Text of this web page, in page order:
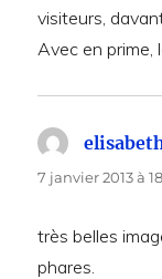
visiteurs,
Avec en prime,
7 janvier 2013 à
très belles
phares.